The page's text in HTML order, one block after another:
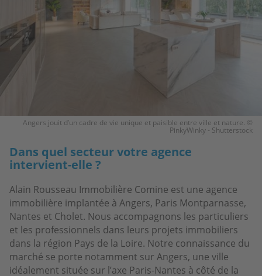
Angers jouit d’un cadre de vie unique et paisible entre ville et nature. ©
PinkyWinky - Shutterstock
Dans quel secteur votre agence
intervient-elle ?
Alain Rousseau Immobilière Comine est une agence
immobilière implantée à Angers, Paris Montparnasse,
Nantes et Cholet. Nous accompagnons les particuliers
et les professionnels dans leurs projets immobiliers
dans la région Pays de la Loire. Notre connaissance du
marché se porte notamment sur Angers, une ville
idéalement située sur l’axe Paris-Nantes à côté de la